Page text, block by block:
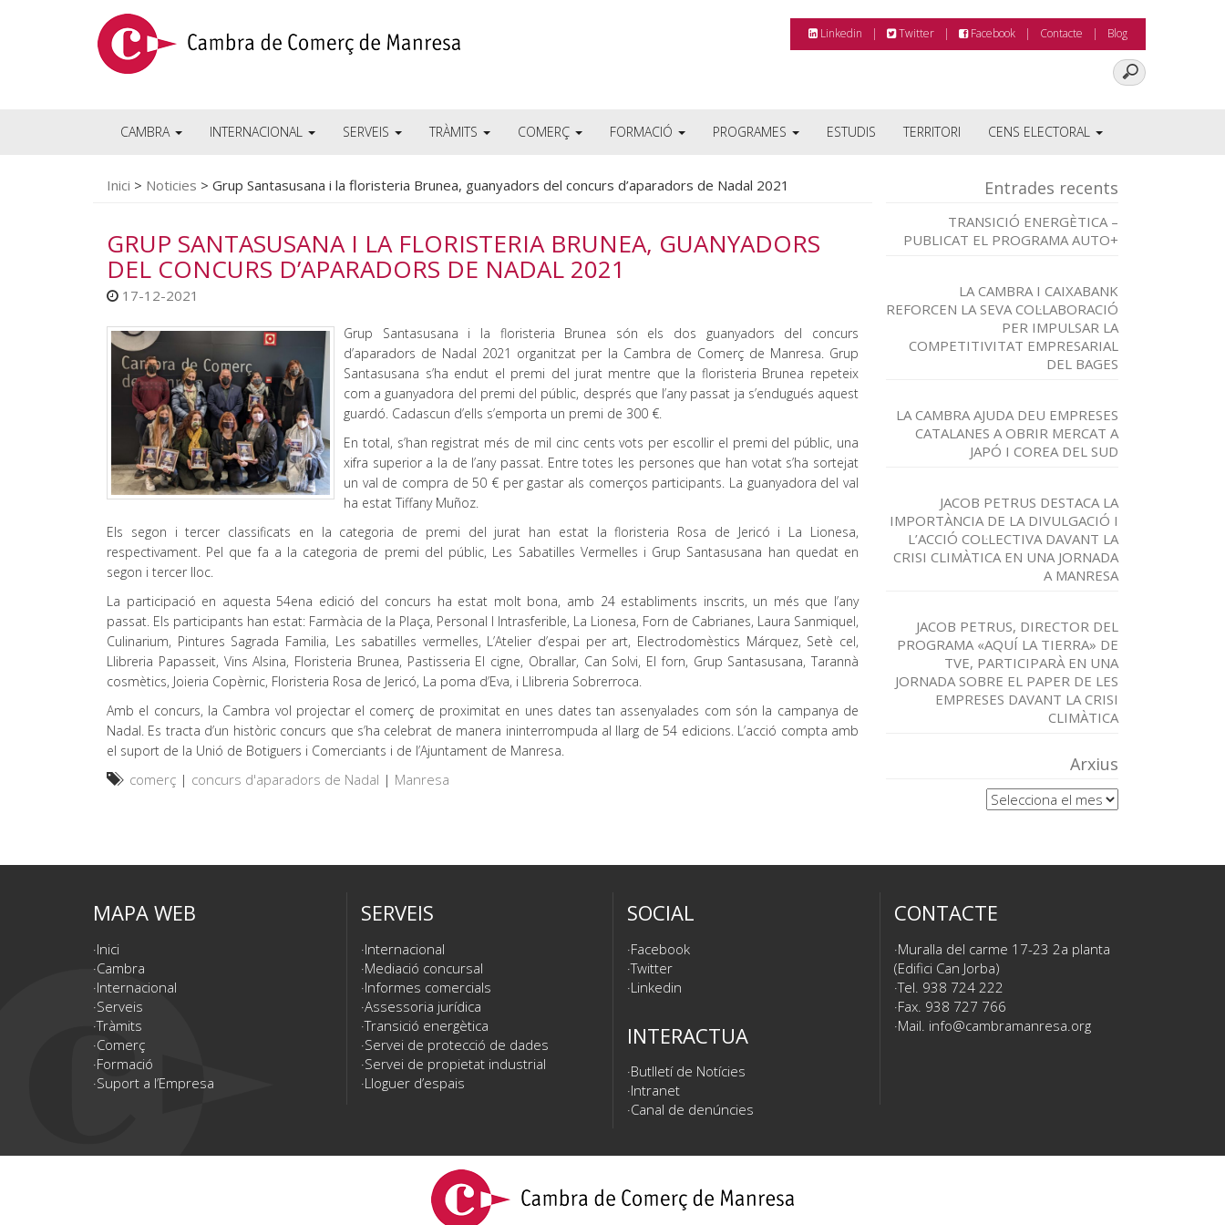
Linkedin Twitter Facebook Contacte Blog
CAMBRA INTERNACIONAL SERVEIS TRÀMITS COMERÇ FORMACIÓ PROGRAMES ESTUDIS TERRITORI CENS ELECTORAL
Inici > Noticies > Grup Santasusana i la floristeria Brunea, guanyadors del concurs d’aparadors de Nadal 2021
GRUP SANTASUSANA I LA FLORISTERIA BRUNEA, GUANYADORS
DEL CONCURS D’APARADORS DE NADAL 2021
17-12-2021
Grup Santasusana i la floristeria Brunea són els dos guanyadors del concurs
d’aparadors de Nadal 2021 organitzat per la Cambra de Comerç de Manresa. Grup
Santasusana s’ha endut el premi del jurat mentre que la floristeria Brunea repeteix
com a guanyadora del premi del públic, després que l’any passat ja s’endugués aquest
guardó. Cadascun d’ells s’emporta un premi de 300 €.
En total, s’han registrat més de mil cinc cents vots per escollir el premi del públic, una
xifra superior a la de l’any passat. Entre totes les persones que han votat s’ha sortejat
un val de compra de 50 € per gastar als comerços participants. La guanyadora del val
ha estat Tiffany Muñoz.
Els segon i tercer classificats en la categoria de premi del jurat han estat la floristeria Rosa de Jericó i La Lionesa,
respectivament. Pel que fa a la categoria de premi del públic, Les Sabatilles Vermelles i Grup Santasusana han quedat en
segon i tercer lloc.
La participació en aquesta 54ena edició del concurs ha estat molt bona, amb 24 establiments inscrits, un més que l’any
passat. Els participants han estat: Farmàcia de la Plaça, Personal I Intrasferible, La Lionesa, Forn de Cabrianes, Laura Sanmiquel,
Culinarium, Pintures Sagrada Familia, Les sabatilles vermelles, L’Atelier d’espai per art, Electrodomèstics Márquez, Setè cel,
Llibreria Papasseit, Vins Alsina, Floristeria Brunea, Pastisseria El cigne, Obrallar, Can Solvi, El forn, Grup Santasusana, Tarannà
cosmètics, Joieria Copèrnic, Floristeria Rosa de Jericó, La poma d’Eva, i Llibreria Sobrerroca.
Amb el concurs, la Cambra vol projectar el comerç de proximitat en unes dates tan assenyalades com són la campanya de
Nadal. Es tracta d’un històric concurs que s’ha celebrat de manera ininterrompuda al llarg de 54 edicions. L’acció compta amb
el suport de la Unió de Botiguers i Comerciants i de l’Ajuntament de Manresa.
comerç | concurs d'aparadors de Nadal | Manresa
Entrades recents
TRANSICIÓ ENERGÈTICA –
PUBLICAT EL PROGRAMA AUTO+
LA CAMBRA I CAIXABANK
REFORCEN LA SEVA COL·LABORACIÓ
PER IMPULSAR LA
COMPETITIVITAT EMPRESARIAL
DEL BAGES
LA CAMBRA AJUDA DEU EMPRESES
CATALANES A OBRIR MERCAT A
JAPÓ I COREA DEL SUD
JACOB PETRUS DESTACA LA
IMPORTÀNCIA DE LA DIVULGACIÓ I
L’ACCIÓ COL·LECTIVA DAVANT LA
CRISI CLIMÀTICA EN UNA JORNADA
A MANRESA
JACOB PETRUS, DIRECTOR DEL
PROGRAMA «AQUÍ LA TIERRA» DE
TVE, PARTICIPARÀ EN UNA
JORNADA SOBRE EL PAPER DE LES
EMPRESES DAVANT LA CRISI
CLIMÀTICA
Arxius
Arxius
MAPA WEB
Inici
Cambra
Internacional
Serveis
Tràmits
Comerç
Formació
Suport a l’Empresa
SERVEIS
Internacional
Mediació concursal
Informes comercials
Assessoria jurídica
Transició energètica
Servei de protecció de dades
Servei de propietat industrial
Lloguer d’espais
SOCIAL
Facebook
Twitter
Linkedin
INTERACTUA
Butlletí de Notícies
Intranet
Canal de denúncies
CONTACTE
Muralla del carme 17-23 2a planta
(Edifici Can Jorba)
Tel. 938 724 222
Fax. 938 727 766
Mail. info@cambramanresa.org